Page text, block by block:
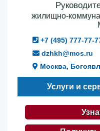
жилищно-
+7 (495) 777-77-
dzhkh@mos.ru
Москва,
Услуги и